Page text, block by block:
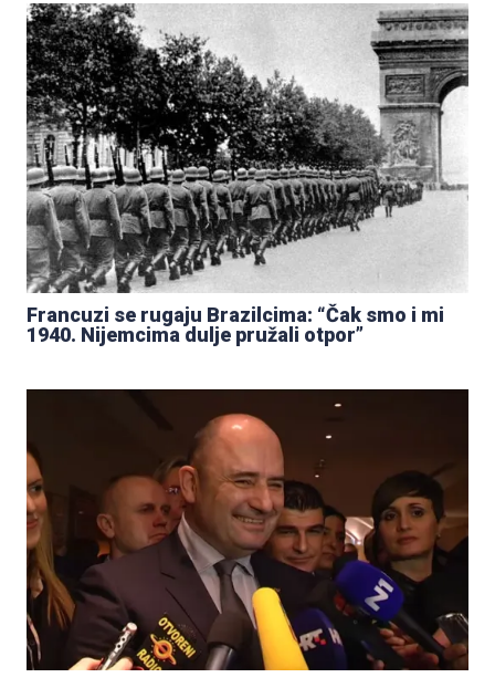
Francuzi se rugaju Brazilcima: “Čak smo i mi
1940. Nijemcima dulje pružali otpor”